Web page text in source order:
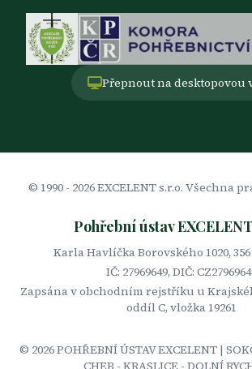
Přepnout na desktopovou
© 1990 - 2026EXCELENT s.r.o. Všechna
Pohřební ústav
Karla Havlíčka Borovského 1020,
IČ: 27969649, DIČ:
Zapsána v obchodním rejstříku u
oddíl C, vložka 19261
© 2026POHŘEBNÍ ÚSTAV EXCELENT |